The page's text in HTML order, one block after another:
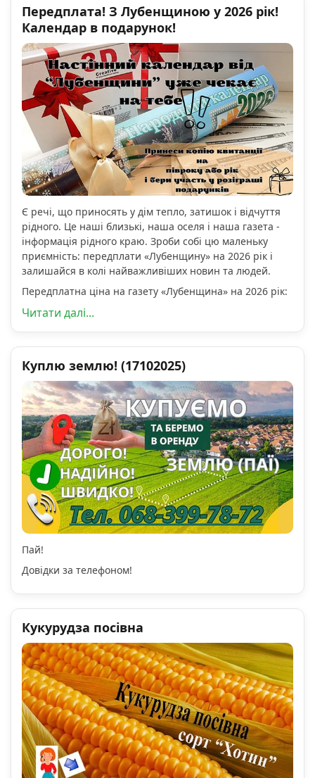
Передплата! З Лубенщиною у 2026 рік!
Календар в подарунок!
Є речі, що приносять у дім тепло, затишок і відчуття
рідного. Це наші близькі, наша оселя і наша газета -
інформація рідного краю. Зроби собі цю маленьку
приємність: передплати «Лубенщину» на 2026 рік і
залишайся в колі найважливіших новин та людей.
Передплатна ціна на газету «Лубенщина» на 2026 рік:
Читати далі...
Куплю землю! (17102025)
Пай!
Довідки за телефоном!
Кукурудза посівна